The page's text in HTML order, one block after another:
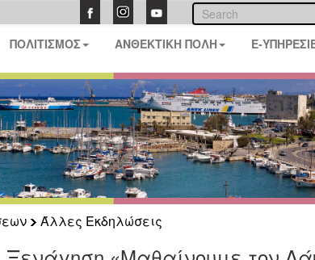
ΠΟΛΙΤΙΣΜΟΣ ΑΝΘΕΚΤΙΚΗ ΠΟΛΗ E-
Άλλες Εκδηλώσεις